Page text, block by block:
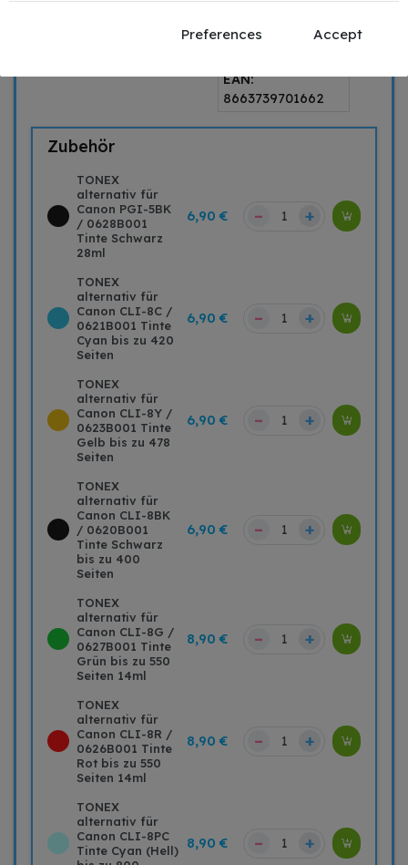
Druckleistung:478
EAN:
8663739701662
Zubehör
TONEX
alternativ für
Canon PGI-5BK
/ 0628B001
Tinte Schwarz
28ml
6,90 € – +
TONEX
alternativ für
Canon CLI-8C /
0621B001 Tinte
Cyan bis zu 420
Seiten
6,90 € – +
TONEX
alternativ für
Canon CLI-8Y /
0623B001 Tinte
Gelb bis zu 478
Seiten
6,90 € – +
TONEX
alternativ für
Canon CLI-8BK
/ 0620B001
Tinte Schwarz
bis zu 400
Seiten
6,90 € – +
TONEX
alternativ für
Canon CLI-8G /
0627B001 Tinte
Grün bis zu 550
Seiten 14ml
8,90 € – +
TONEX
alternativ für
Canon CLI-8R /
0626B001 Tinte
Rot bis zu 550
Seiten 14ml
8,90 € – +
TONEX
alternativ für
Canon CLI-8PC
Tinte Cyan (Hell)
8,90 € – +
Preferences Accept